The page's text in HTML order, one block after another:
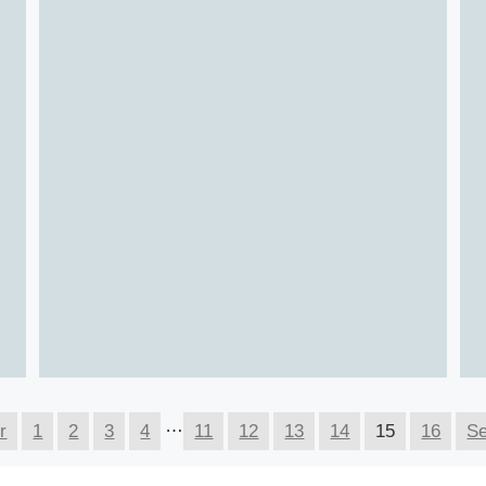
1 2 3 4 … 11 12 13 14 15 16